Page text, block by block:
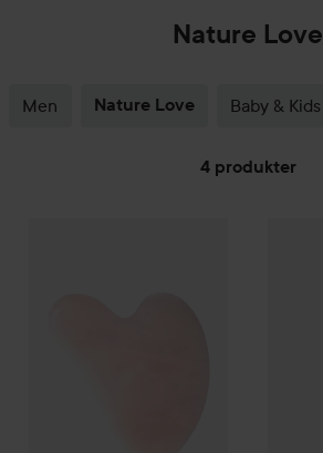
Nature Love
Men Nature Love Baby & Kids
4 produkter